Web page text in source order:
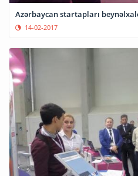
Azərbaycan startapları
14-02-2017